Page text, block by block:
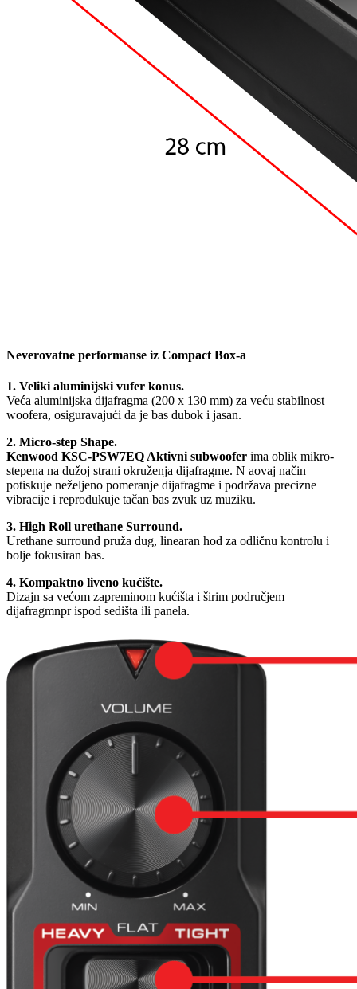
Neverovatne performanse iz Compact Box-a
1. Veliki aluminijski vufer konus.
Veća aluminijska dijafragma (200 x 130 mm) za veću stabilnost
woofera, osiguravajući da je bas dubok i jasan.
2. Micro-step Shape.
Kenwood KSC-PSW7EQ Aktivni subwoofer ima oblik mikro-
stepena na dužoj strani okruženja dijafragme. N aovaj način
potiskuje neželjeno pomeranje dijafragme i podržava precizne
vibracije i reprodukuje tačan bas zvuk uz muziku.
3. High Roll urethane Surround.
Urethane surround pruža dug, linearan hod za odličnu kontrolu i
bolje fokusiran bas.
4. Kompaktno liveno kućište.
Dizajn sa većom zapreminom kućišta i širim područjem
dijafragmnpr ispod sedišta ili panela.